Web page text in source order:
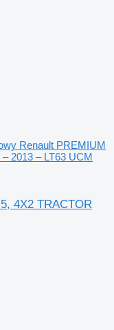
Renault PREMIUM
2013 – LT63 UCM
4X2 TRACTOR